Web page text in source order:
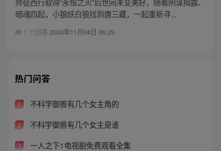
暗魂四起，小狼妖白狼找到唐三藏，一起重新寻...
1 个回答 2024年11月04日 06:29
热门问答
1 不科学御兽有几个女主角的
2 不科学御兽有几个女主是谁
3 一人之下1电视剧免费观看全集